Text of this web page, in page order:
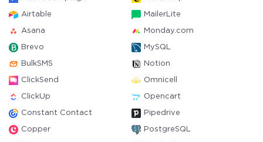
Airtable MailerLite
Asana Monday.com
Brevo MySQL
BulkSMS Notion
ClickSend Omnicell
ClickUp Opencart
Constant Contact Pipedrive
Copper PostgreSQL